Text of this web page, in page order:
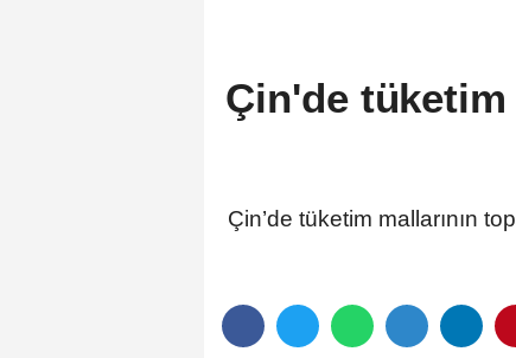
Çin'de tüketim
Çin’de tüketim mallarının